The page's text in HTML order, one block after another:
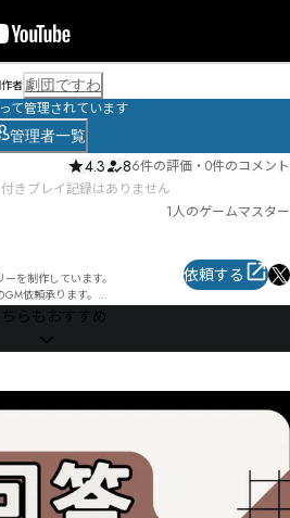
者 劇団ですわ
て管理されています
管理者一覧
4.3 86件の評価 ・ 0件のコメント
きプレイ記録はありません
1人のゲームマスター
を制作しています。
依頼承ります。
はBOOTHページをご覧ください。
上で、予約フォームからご連絡く
の概要を確認した上で、依頼して
日、祝日問わず、21：00～となり
依頼する
らもおすすめ